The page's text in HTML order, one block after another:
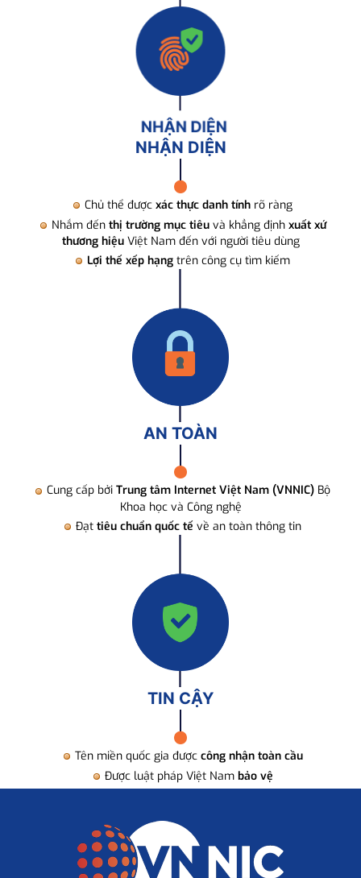
NHẬN DIỆN
Chủ thể được xác thực danh tính rõ ràng
Nhắm đến thị trường mục tiêuvà khẳng định xuất xứ
thương hiệuViệt Nam đến với người tiêu dùng
Lợi thế xếp hạng trên công cụ tìm kiếm
AN TOÀN
Cung cấp bởi Trung tâm Internet Việt Nam (VNNIC) Bộ
Khoa học và Công nghệ
Đạt tiêu chuẩn quốc tế về an toàn thông tin
TIN CẬY
Tên miền quốc gia được công nhận toàn cầu
Được luật pháp Việt Nam bảo vệ